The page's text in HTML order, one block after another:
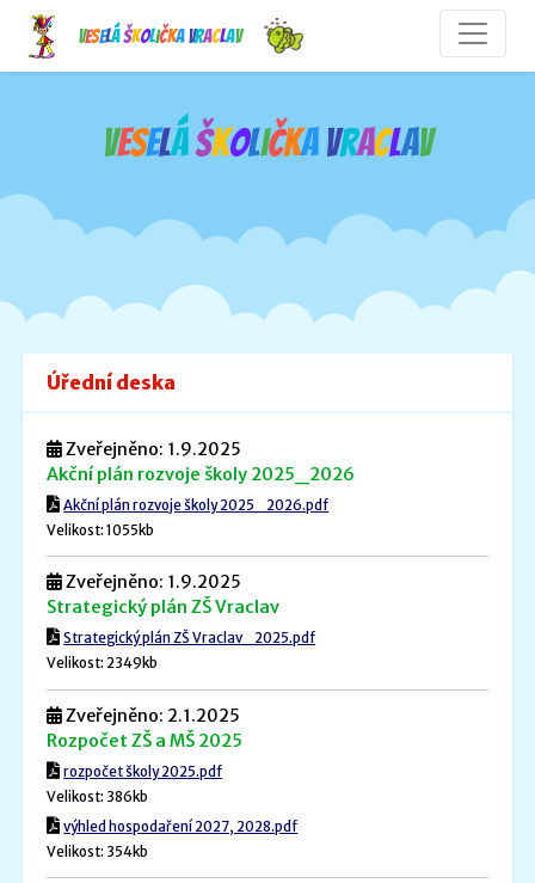
Veselá školička Vraclav
Veseláškolička Vraclav
Úřední deska
Zveřejněno: 1.9.2025
Akční plán rozvoje školy 2025_2026
Akční plán rozvoje školy 2025_2026.pdf
Velikost: 1055kb
Zveřejněno: 1.9.2025
Strategický plán ZŠ Vraclav
Strategický plán ZŠ Vraclav_2025.pdf
Velikost: 2349kb
Zveřejněno: 2.1.2025
Rozpočet ZŠ a MŠ 2025
rozpočet školy 2025.pdf
Velikost: 386kb
výhled hospodaření 2027, 2028.pdf
Velikost: 354kb